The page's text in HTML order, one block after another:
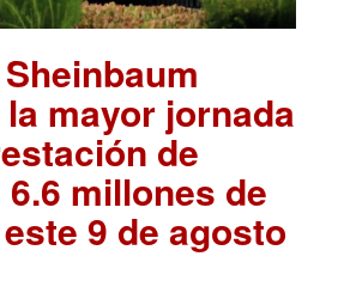
mayor jornada
de
millones de
9 de agosto